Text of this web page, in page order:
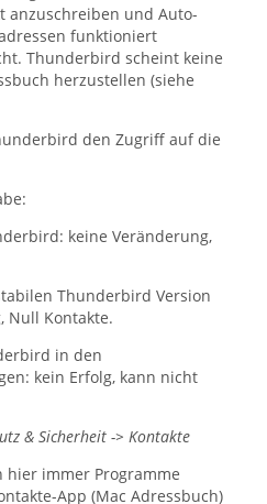
anzuschreiben und Auto-
funktioniert
Thunderbird scheint keine
herzustellen (siehe
den Zugriff auf die
keine Veränderung,
Thunderbird Version
Null Kontakte.
in den
kein Erfolg, kann nicht
& Sicherheit -> Kontakte
hier immer Programme
App (Mac Adressbuch)